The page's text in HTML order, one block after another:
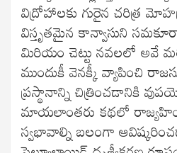
విద్రోహాలకు గురైన చరిత్ర
విస్తృతమైన కాన్వాసుని
మిరియం చెట్టు నవలలో అవే
ముందుకీ వెనక్కీ వ్యాపించి
ప్రస్థానాన్ని చిత్రించడానికి
మాయలాంతరు కథలో
స్వభావాల్ని బలంగా